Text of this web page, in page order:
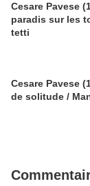
Cesare Pavese
paradis sur les
tetti
Cesare Pavese
de solitude /